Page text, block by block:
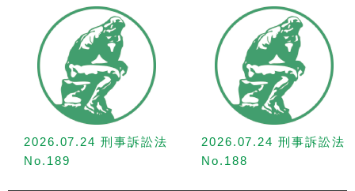
2026.07.24 刑事訴訟法
No.189
2026.07.24 刑事訴訟法
No.188